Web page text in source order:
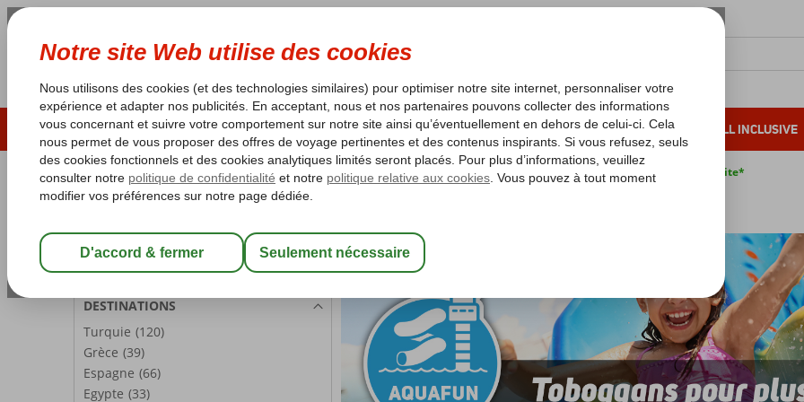
ÉTÉ 2026 LAST MINUTES SOLEIL D'HIVER VACANCES AU SOLEIL ALL INCLUSIVE
Les garanties de vacances Garantie du prix le plus bas* Pas de surcharge carburant Annulation gratuite*
Chambre 1: 2 Personnes
Modifier les participants
DESTINATIONS
Turquie (120)
Grèce (39)
Espagne (66)
Egypte (33)